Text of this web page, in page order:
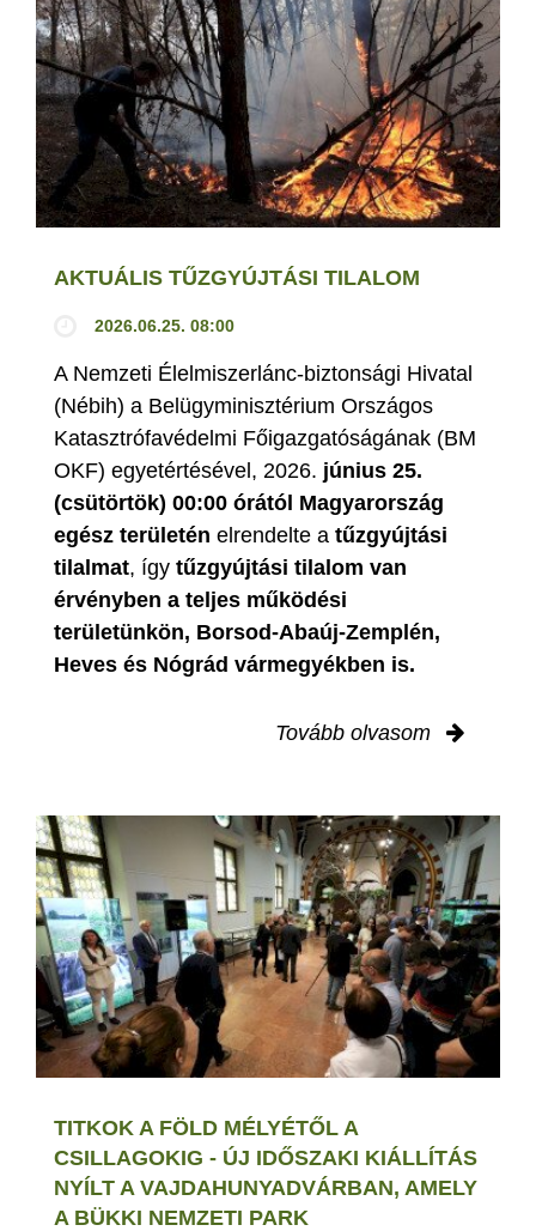
AKTUÁLIS TŰZGYÚJTÁSI TILALOM
2026.06.25. 08:00
A Nemzeti Élelmiszerlánc-biztonsági Hivatal
(Nébih) a Belügyminisztérium Országos
Katasztrófavédelmi Főigazgatóságának (BM
OKF) egyetértésével, 2026. június 25.
(csütörtök) 00:00 órától Magyarország
egész területén elrendelte a tűzgyújtási
tilalmat, így tűzgyújtási tilalom van
érvényben a teljes működési
területünkön, Borsod-Abaúj-Zemplén,
Heves és Nógrád vármegyékben is.
Tovább olvasom
TITKOK A FÖLD MÉLYÉTŐL A
CSILLAGOKIG - ÚJ IDŐSZAKI KIÁLLÍTÁS
NYÍLT A VAJDAHUNYADVÁRBAN, AMELY
A BÜKKI NEMZETI PARK